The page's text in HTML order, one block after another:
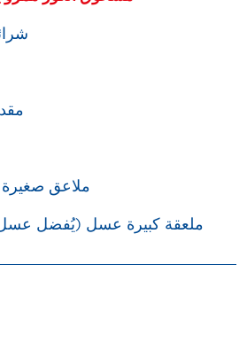
8
2 ملاعق
2 ملعقة كبيرة عسل (يُفضل